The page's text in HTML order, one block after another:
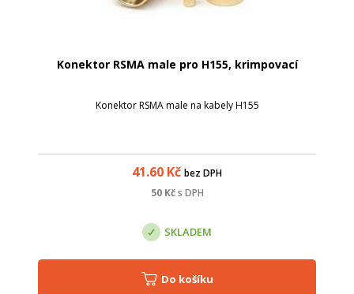
Konektor RSMA male pro H155, krimpovací
Konektor RSMA male na kabely H155
41.60 Kč bez DPH
50Kč s DPH
SKLADEM
Do košíku